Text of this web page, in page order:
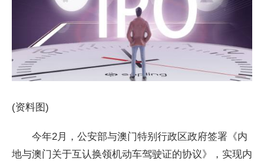
(资料图)
今年2月，公安部与澳门特别行政区政府签署《内
地与澳门关于互认换领机动车驾驶证的协议》，实现内